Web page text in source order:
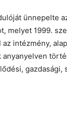
ünnepelte
melyet 1999.
az intézmény,
anyanyelven